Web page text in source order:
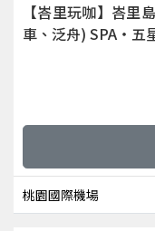
【峇里玩咖】峇
車、泛舟) SPA‧五
桃園國際機場